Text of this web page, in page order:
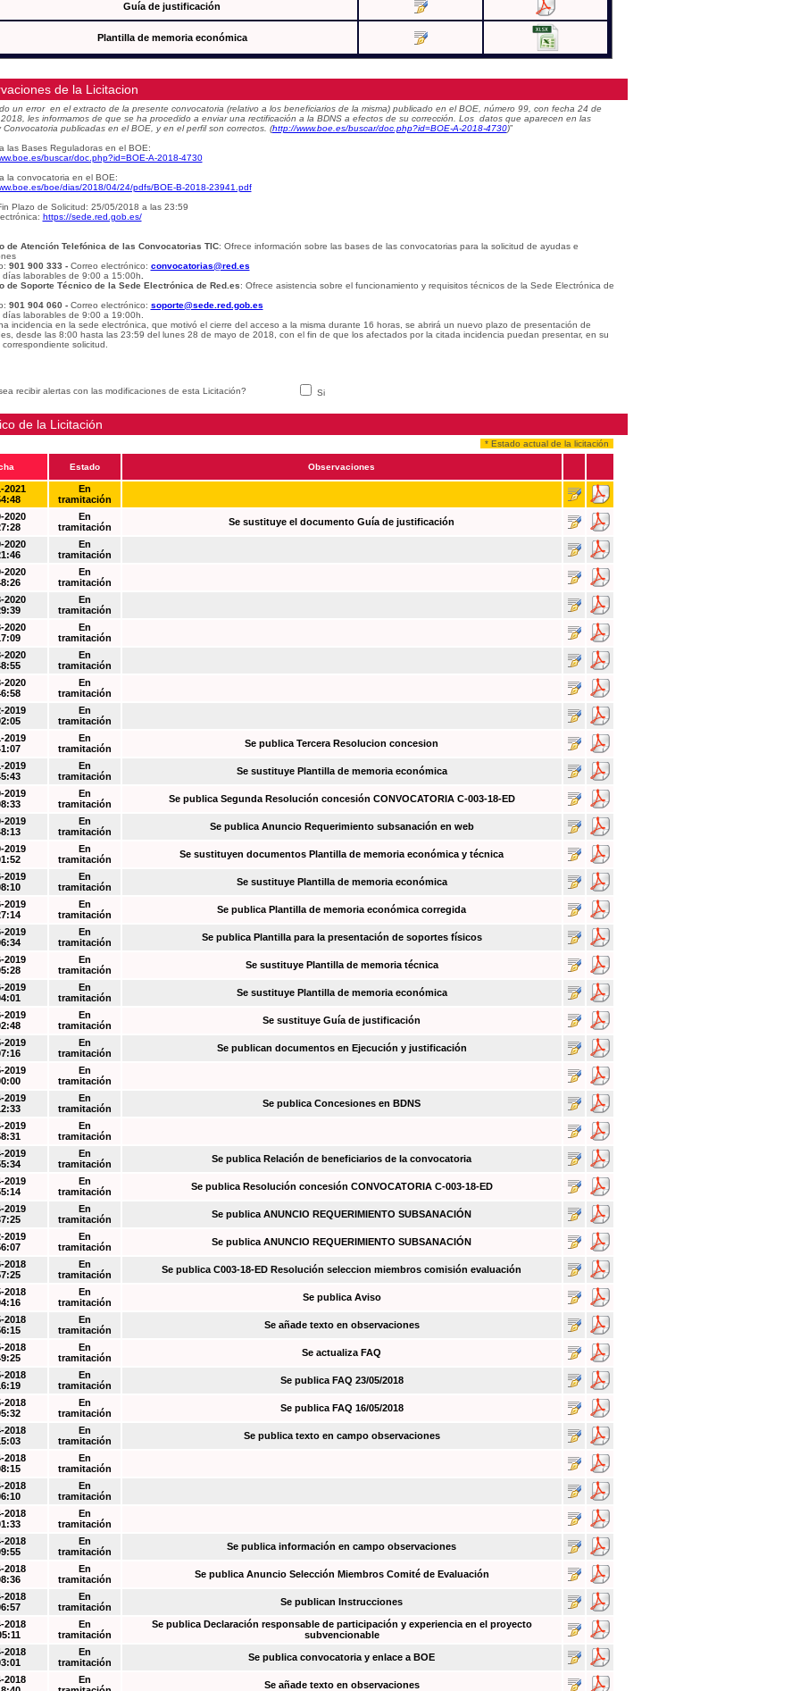
Guía de justificación
Plantilla de memoria económica
de la Licitacion
un error en el extracto de la presente convocatoria (relativo a los beneficiarios de la misma) publicado en el BOE, número 99, con fecha 24 de
les informamos de que se ha procedido a enviar una rectificación a la BDNS a efectos de su corrección. Los datos que aparecen en las
Convocatoria publicadas en el BOE, y en el perfil son correctos. (http://www.boe.es/buscar/doc.php?id=BOE-A-2018-4730)”
las Bases Reguladoras en el BOE:
buscar/doc.php?id=BOE-A-2018-4730
la convocatoria en el BOE:
boe/dias/2018/04/24/pdfs/BOE-B-2018-23941.pdf
Plazo de Solicitud: 25/05/2018 a las 23:59
https://sede.red.gob.es/
de Atención Telefónica de las Convocatorias TIC: Ofrece información sobre las bases de las convocatorias para la solicitud de ayudas e
901 900 333 - Correo electrónico: convocatorias@red.es
días laborables de 9:00 a 15:00h
de Soporte Técnico de la Sede Electrónica de Red.es: Ofrece asistencia sobre el funcionamiento y requisitos técnicos de la Sede Electrónica de
901 904 060 - Correo electrónico: soporte@sede.red.gob.es
días laborables de 9:00 a 19:00h.
incidencia en la sede electrónica, que motivó el cierre del acceso a la misma durante 16 horas, se abrirá un nuevo plazo de presentación de
desde las 8:00 hasta las 23:59 del lunes 28 de mayo de 2018, con el fin de que los afectados por la citada incidencia puedan presentar, en su
solicitud.
recibir alertas con las modificaciones de esta Licitación? Si
de la Licitación
* Estado actual de la licitación
Estado Observaciones
2021
En
tramitación
2020
En
tramitación
Se sustituye el documento Guía de justificación
2020
En
tramitación
2020
En
tramitación
2020
En
tramitación
2020
En
tramitación
2020
En
tramitación
2020
En
tramitación
2019
En
tramitación
2019
En
tramitación
Se publica Tercera Resolucion concesion
2019
En
tramitación
Se sustituye Plantilla de memoria económica
2019
En
tramitación
Se publica Segunda Resolución concesión CONVOCATORIA C-003-18-ED
2019
En
tramitación
Se publica Anuncio Requerimiento subsanación en web
2019
En
tramitación
Se sustituyen documentos Plantilla de memoria económica y técnica
2019
En
tramitación
Se sustituye Plantilla de memoria económica
2019
En
tramitación
Se publica Plantilla de memoria económica corregida
2019
En
tramitación
Se publica Plantilla para la presentación de soportes físicos
2019
En
tramitación
Se sustituye Plantilla de memoria técnica
2019
En
tramitación
Se sustituye Plantilla de memoria económica
2019
En
tramitación
Se sustituye Guía de justificación
2019
En
tramitación
Se publican documentos en Ejecución y justificación
2019
En
tramitación
2019
En
tramitación
Se publica Concesiones en BDNS
2019
En
tramitación
2019
En
tramitación
Se publica Relación de beneficiarios de la convocatoria
2019
En
tramitación
Se publica Resolución concesión CONVOCATORIA C-003-18-ED
2019
En
tramitación
Se publica ANUNCIO REQUERIMIENTO SUBSANACIÓN
2019
En
tramitación
Se publica ANUNCIO REQUERIMIENTO SUBSANACIÓN
2018
En
tramitación
Se publica C003-18-ED Resolución seleccion miembros comisión evaluación
2018
En
tramitación
Se publica Aviso
2018
En
tramitación
Se añade texto en observaciones
2018
En
tramitación
Se actualiza FAQ
2018
En
tramitación
Se publica FAQ 23/05/2018
2018
En
tramitación
Se publica FAQ 16/05/2018
2018
En
tramitación
Se publica texto en campo observaciones
2018
En
tramitación
2018
En
tramitación
2018
En
tramitación
2018
En
tramitación
Se publica información en campo observaciones
2018
En
tramitación
Se publica Anuncio Selección Miembros Comité de Evaluación
2018
En
tramitación
Se publican Instrucciones
2018
En
tramitación
Se publica Declaración responsable de participación y experiencia en el proyecto
subvencionable
2018
En
tramitación
Se publica convocatoria y enlace a BOE
2018
En
Se añade texto en observaciones